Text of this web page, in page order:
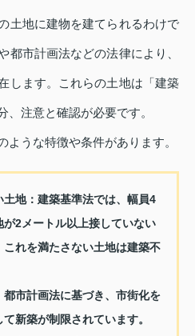
土地に建物を建てられるわけで
都市計画法などの法律により、
します。これらの土地は「建築
注意と確認が必要です。
うな特徴や条件があります。
土地：建築基準法では、幅員4
2メートル以上接していない
れを満たさない土地は建築不
都市計画法に基づき、市街化を
新築が制限されています。